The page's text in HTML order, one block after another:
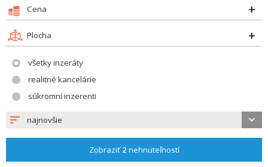
Cena
Plocha
všetky inzeráty
realitné kancelárie
súkromní inzerenti
najnovšie
Zobraziť2 nehnuteľností